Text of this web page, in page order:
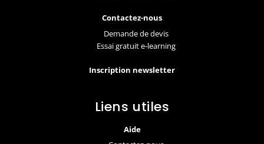
Contactez-nous
Demande de devis
Essai gratuit e-learning
Inscription newsletter
Liens utiles
Aide